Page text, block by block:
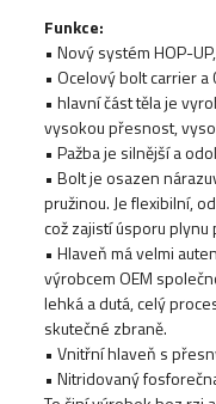
Funkce:
• Nový systém HOP-
• Ocelový bolt carrier a
• hlavní část těla je
vysokou přesnost,
• Pažba je silnější a
• Bolt je osazen
pružinou. Je flexibilní,
což zajistí úsporu
• Hlaveň má velmi
výrobcem OEM
lehká a dutá, celý
skutečné zbraně.
• Vnitřní hlaveň s
• Nitridovaný